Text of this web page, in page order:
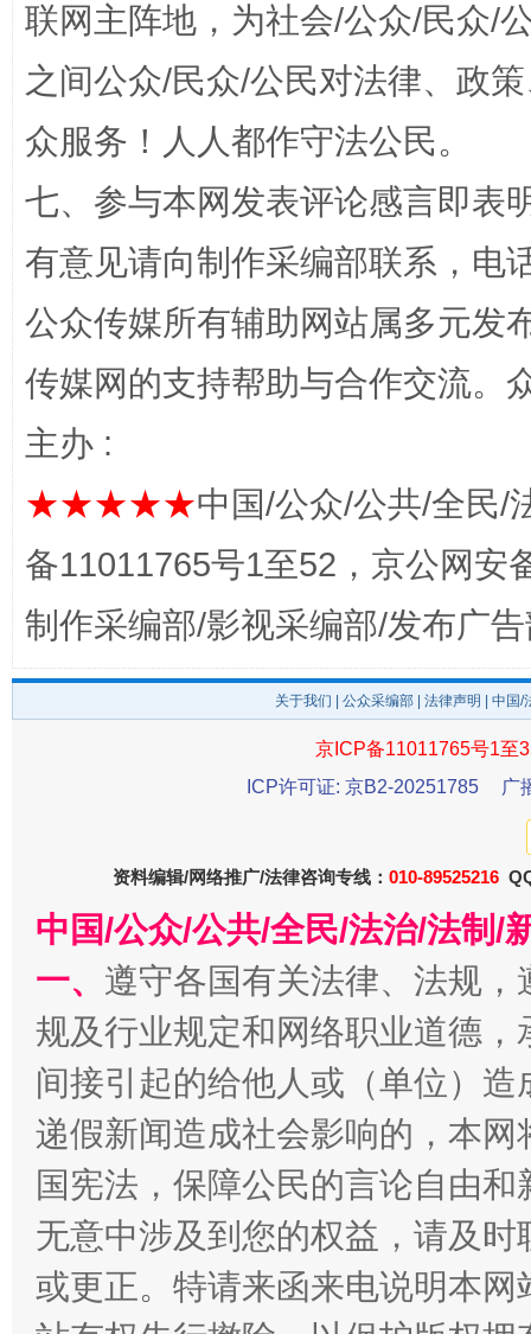
东山县通报“牛蛙产品抗生素超标问题” 法
千年窑火 生生不息
揭开“小金库”的免责幌子
联网主阵地，为社会/公众/民众/
之间公众/民众/公民对法律、政
众服务！人人都作守法公民。
七、参与本网发表评论感言即表
有意见请向制作采编部联系，电
公众传媒所有辅助网站属多元发
传媒网的支持帮助与合作交流。
主办 :
★★★★★中国/公众/公共/全民/
备11011765号1至52，京公网安
制作采编部/影视采编部/发布广
关于我们 公众采编部 法律声明 | 中国
京ICP备11011765号1至
ICP许可证: 京B2-20251785
广
资料编辑/网络推广/法律咨询专线： 010-89525216
中国/公众/公共/全民/法治/法制/
一、 遵守各国有关法律、法规
规及行业规定和网络职业道德
间接引起的给他人或（单位）
递假新闻造成社会影响的，本
国宪法，保障公民的言论自由
无意中涉及到您的权益，请及
或更正。特请来函来电说明本